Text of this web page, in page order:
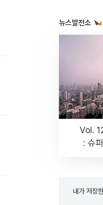
뉴스발전소
Vol.
: 슈
내가 저장